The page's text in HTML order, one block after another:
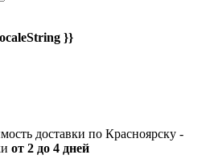
}}
доставки по Красноярску -
от 2 до 4 дней